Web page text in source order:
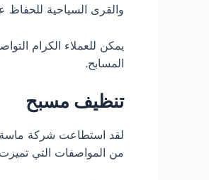
والقرى السياحية للحفاظ
يمكن للعملاء الكرام
المسابح.
تنظيف مسبح
لقد استطاعت شركة ماسة
من المواصفات التي تميزت